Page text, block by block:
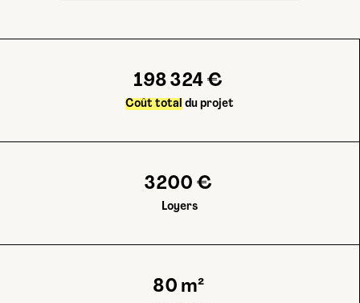
198 324 €
Coût total du projet
3200 €
Loyers
80 m²